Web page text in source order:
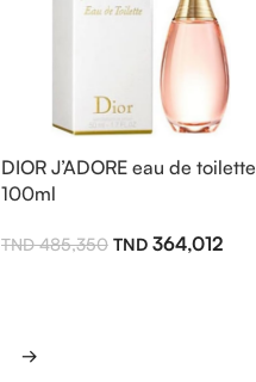
DIOR J’ADORE eau de toilette
100ml
485,350 364,012
→